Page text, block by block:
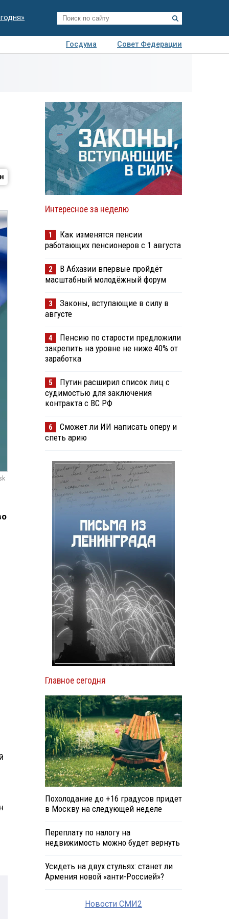
Госдума
Совет Федерации
Интересное за неделю
1
Как изменятся пенсии
работающих пенсионеров с 1 августа
2
В Абхазии впервые пройдёт
масштабный молодёжный форум
3
Законы, вступающие в силу в
августе
4
Пенсию по старости предложили
закрепить на уровне не ниже 40% от
заработка
5
Путин расширил список лиц с
судимостью для заключения
контракта с ВС РФ
6
Сможет ли ИИ написать оперу и
спеть арию
Главное сегодня
Похолодание до +16 градусов придет
в Москву на следующей неделе
Переплату по налогу на
недвижимость можно будет вернуть
Усидеть на двух стульях: станет ли
Армения новой «анти-Россией»?
Новости СМИ2